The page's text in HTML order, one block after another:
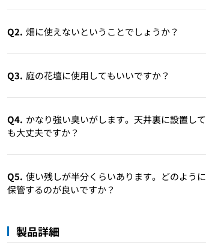
Q2. 畑に使えないということでしょうか？
Q3. 庭の花壇に使用してもいいですか？
Q4. かなり強い臭いがします。天井裏に設置して
も大丈夫ですか？
Q5. 使い残しが半分くらいあります。どのように
保管するのが良いですか？
製品詳細